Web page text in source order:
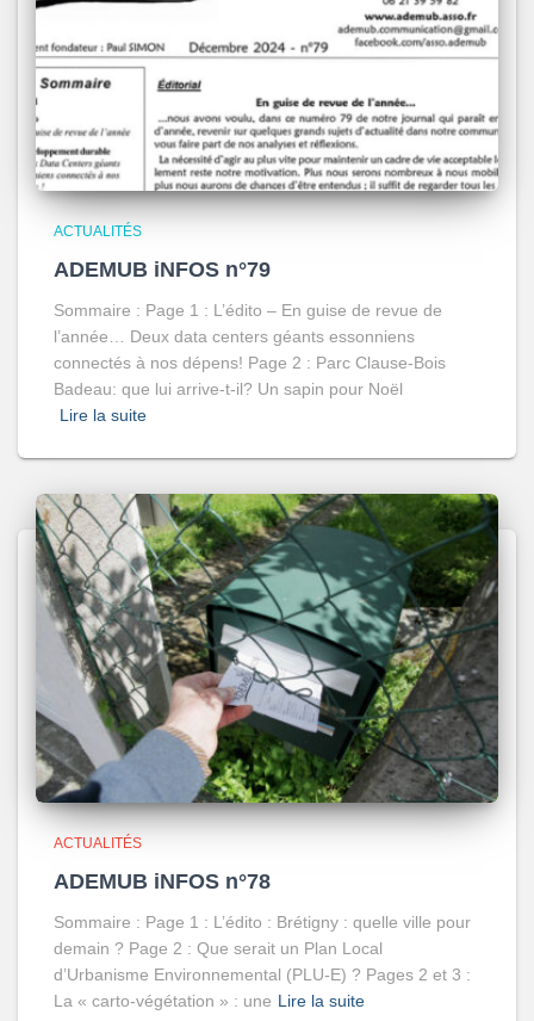
ACTUALITÉS
ADEMUB iNFOS n°79
Sommaire : Page 1 : L’édito – En guise de revue de
l’année… Deux data centers géants essonniens
connectés à nos dépens! Page 2 : Parc Clause-Bois
Badeau: que lui arrive-t-il? Un sapin pour Noël
Lire la suite
ACTUALITÉS
ADEMUB iNFOS n°78
Sommaire : Page 1 : L’édito : Brétigny : quelle ville pour
demain ? Page 2 : Que serait un Plan Local
d’Urbanisme Environnemental (PLU-E) ? Pages 2 et 3 :
La « carto-végétation » : une Lire la suite